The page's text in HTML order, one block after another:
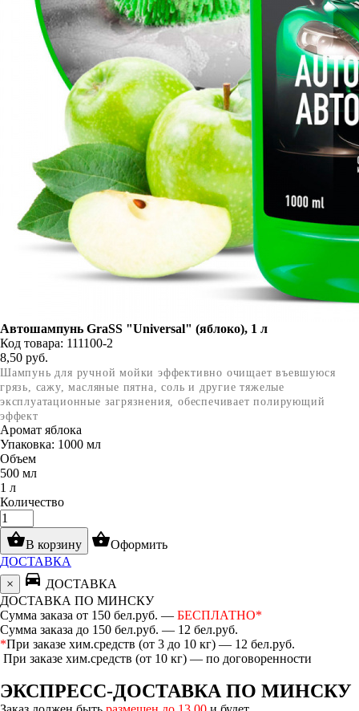
Автошампунь GraSS "Universal" (яблоко), 1 л
Код товара: 111100-2
8,50 руб.
Шампунь для ручной мойки эффективно очищает въевшуюся
грязь, сажу, масляные пятна, соль и другие тяжелые
эксплуатационные загрязнения, обеспечивает полирующий
эффект
Аромат яблока
Упаковка: 1000 мл
Объем
500 мл
1 л
Количество
shopping_basketВ корзину shopping_basketОформить
ДОСТАВКА
×
directions_car ДОСТАВКА
ДОСТАВКА ПО МИНСКУ
Сумма заказа от 150 бел.руб. — БЕСПЛАТНО*
Сумма заказа до 150 бел.руб. — 12 бел.руб.
*При заказе хим.средств (от 3 до 10 кг) — 12 бел.руб.
При заказе хим.средств (от 10 кг) — по договоренности
ЭКСПРЕСС-ДОСТАВКА ПО МИНСКУ